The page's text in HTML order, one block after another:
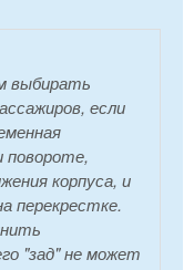
выбирать
если
повороте,
корпуса, и
перекрестке.
"зад" не может